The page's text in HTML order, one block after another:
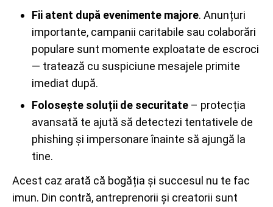
Fii atent după evenimente majore. Anunțuri
importante, campanii caritabile sau colaborări
populare sunt momente exploatate de escroci
— tratează cu suspiciune mesajele primite
imediat după.
Folosește soluții de securitate – protecția
avansată te ajută să detectezi tentativele de
phishing și impersonare înainte să ajungă la
tine.
Acest caz arată că bogăția și succesul nu te fac
imun. Din contră, antreprenorii și creatorii sunt